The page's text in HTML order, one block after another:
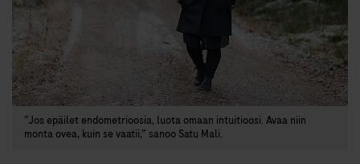
”Jos epäilet endometrioosia, luota omaan intuitioosi. Avaa niin
monta ovea, kuin se vaatii,” sanoo Satu Mali.